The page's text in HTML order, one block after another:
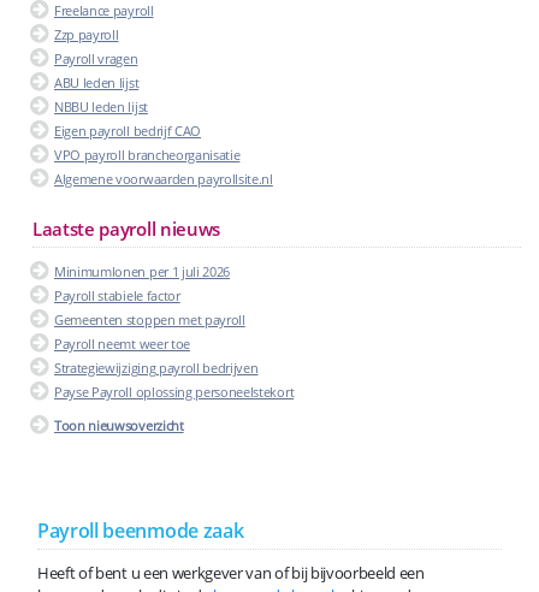
Freelance payroll
Zzp payroll
Payroll vragen
ABU leden lijst
NBBU leden lijst
Eigen payroll bedrijf CAO
VPO payroll brancheorganisatie
Algemene voorwaarden payrollsite.nl
Laatste payroll nieuws
Minimumlonen per 1 juli 2026
Payroll stabiele factor
Gemeenten stoppen met payroll
Payroll neemt weer toe
Strategiewijziging payroll bedrijven
Payse Payroll oplossing personeelstekort
Toon nieuwsoverzicht
Payroll beenmode zaak
Heeft of bent u een werkgever van of bij bijvoorbeeld een